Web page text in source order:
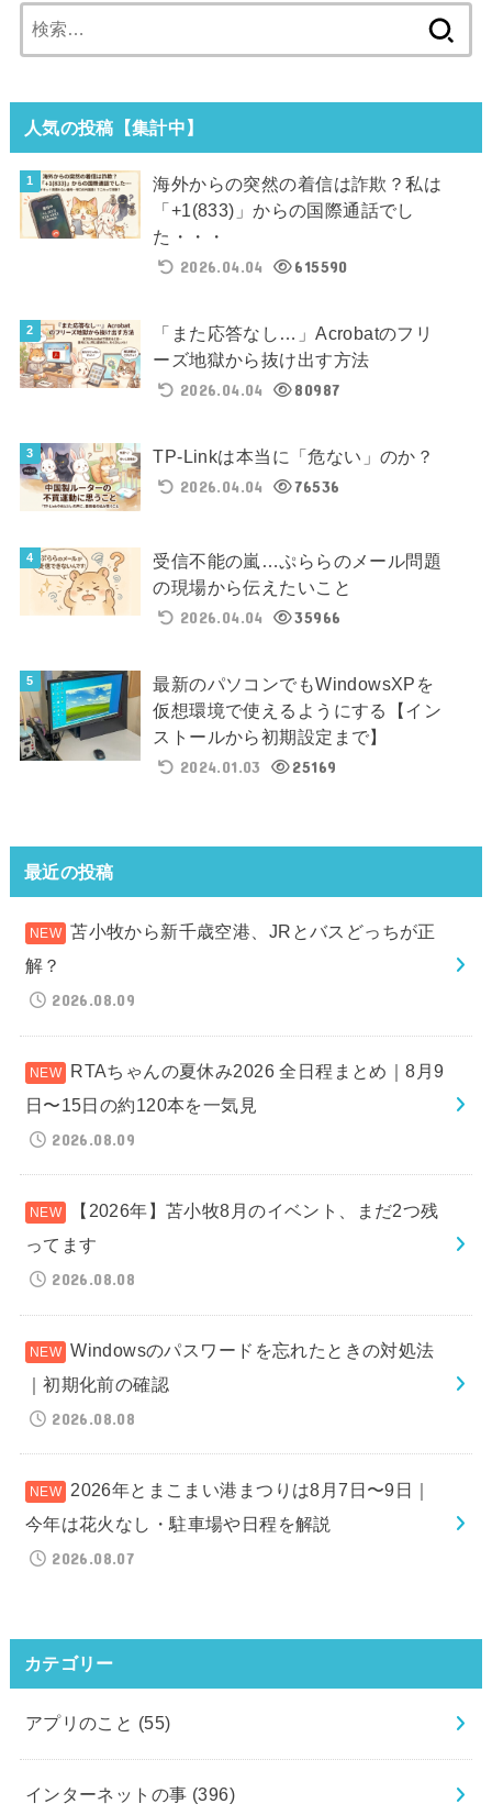
索:
人気の投稿【集計中】
海外からの突然の着信は詐欺？私は
「+1(833)」からの国際通話でし
た・・・
2026.04.04
615590
「また応答なし…」Acrobatのフリ
ーズ地獄から抜け出す方法
2026.04.04
80987
TP-Linkは本当に「危ない」のか？
2026.04.04
76536
受信不能の嵐…ぷららのメール問題
の現場から伝えたいこと
2026.04.04
35966
最新のパソコンでもWindowsXPを
仮想環境で使えるようにする【イン
ストールから初期設定まで】
2024.01.03
25169
最近の投稿
苫小牧から新千歳空港、JRとバスどっちが正
解？
2026.08.09
RTAちゃんの夏休み2026 全日程まとめ｜8月9
日〜15日の約120本を一気見
2026.08.09
【2026年】苫小牧8月のイベント、まだ2つ残
ってます
2026.08.08
Windowsのパスワードを忘れたときの対処法
｜初期化前の確認
2026.08.08
2026年とまこまい港まつりは8月7日〜9日｜
今年は花火なし・駐車場や日程を解説
2026.08.07
カテゴリー
アプリのこと (55)
インターネットの事 (396)